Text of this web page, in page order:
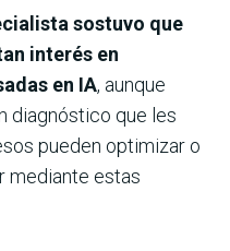
sostuvo que
interés en
en IA, aunque
diagnóstico que les
pueden optimizar o
mediante estas